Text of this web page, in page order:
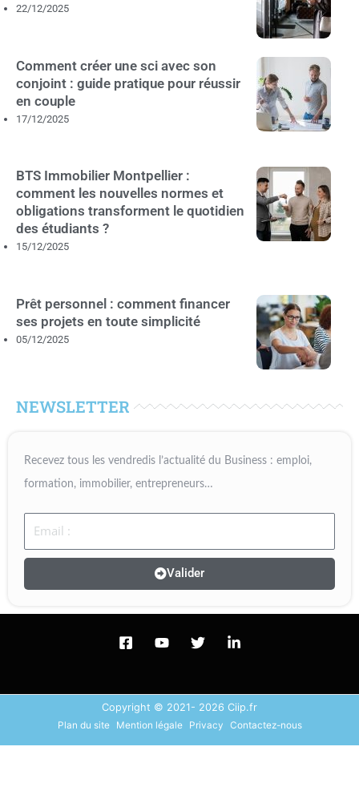
22/12/2025
Comment créer une sci avec son
conjoint : guide pratique pour réussir
en couple
17/12/2025
BTS Immobilier Montpellier :
comment les nouvelles normes et
obligations transforment le quotidien
des étudiants ?
15/12/2025
Prêt personnel : comment financer
ses projets en toute simplicité
05/12/2025
NEWSLETTER
Recevez tous les vendredis l’actualité du Business : emploi,
formation, immobilier, entrepreneurs…
Email
Valider
Copyright © 2021- 2026 Ciip.fr
Plan du site Mention légale Privacy Contactez-nous